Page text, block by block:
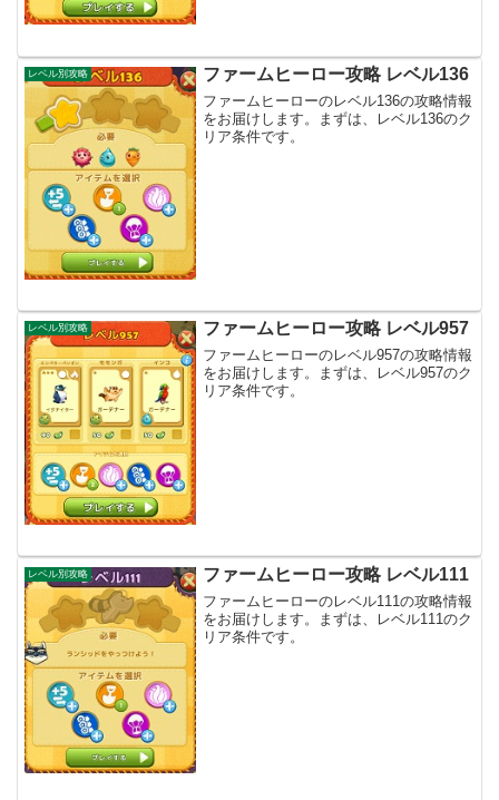
レベル別攻略 ファームヒーロー攻略 レベル136
ファームヒーローのレベル136の攻略情報
をお届けします。まずは、レベル136のク
リア条件です。
レベル別攻略 ファームヒーロー攻略 レベル957
ファームヒーローのレベル957の攻略情報
をお届けします。まずは、レベル957のク
リア条件です。
レベル別攻略 ファームヒーロー攻略 レベル111
ファームヒーローのレベル111の攻略情報
をお届けします。まずは、レベル111のク
リア条件です。